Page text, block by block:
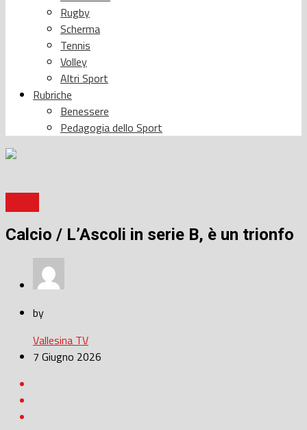
Rugby
Scherma
Tennis
Volley
Altri Sport
Rubriche
Benessere
Pedagogia dello Sport
Calcio / L’Ascoli in serie B, è un trionfo
by
Vallesina TV
7 Giugno 2026